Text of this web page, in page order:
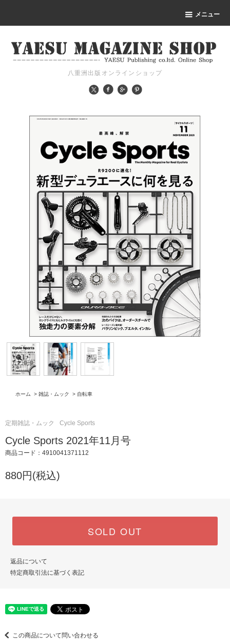
メニュー
八重洲出版オンラインショップ
ホーム > 雑誌・ムック > 自転車
定期雑誌・ムック Cycle Sports
Cycle Sports 2021年11月号
商品コード：4910041371112
880円(税込)
SOLD OUT
返品について
特定商取引法に基づく表記
この商品について問い合わせる